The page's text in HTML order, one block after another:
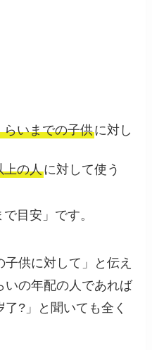
らいまでの子供に対し
上の人に対して使う
目安」です。
子供に対して」と伝え
いの年配の人であれば
?」と聞いても全く